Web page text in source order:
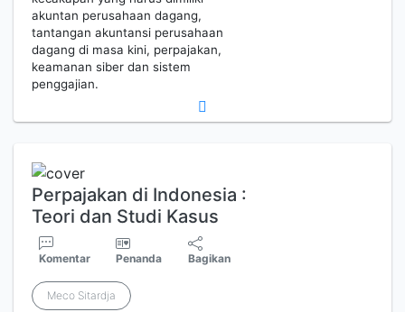
akuntan perusahaan dagang,
tantangan akuntansi perusahaan
dagang di masa kini, perpajakan,
keamanan siber dan sistem
penggajian.
Perpajakan di Indonesia :
Teori dan Studi Kasus
Komentar Penanda Bagikan
Meco Sitardja